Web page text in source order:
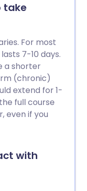
take
For most
7-10 days.
a shorter
(chronic)
extend for 1-
full course
even if you
with